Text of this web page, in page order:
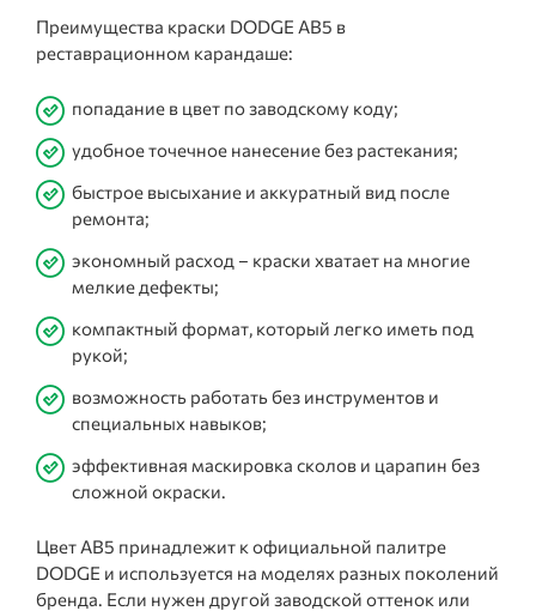
Преимущества краски DODGE AB5 в
реставрационном карандаше:
попадание в цвет по заводскому коду;
удобное точечное нанесение без растекания;
быстрое высыхание и аккуратный вид после
ремонта;
экономный расход – краски хватает на многие
мелкие дефекты;
компактный формат, который легко иметь под
рукой;
возможность работать без инструментов и
специальных навыков;
эффективная маскировка сколов и царапин без
сложной окраски.
Цвет AB5 принадлежит к официальной палитре
DODGE и используется на моделях разных поколений
бренда. Если нужен другой заводской оттенок или